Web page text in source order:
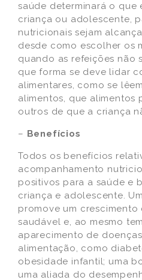
saúde determinará o que
criança ou adolescente,
nutricionais sejam
desde como escolher os
quando as refeições não
que forma se deve lidar
alimentares, como se
alimentos, que alimentos
outros de que a criança
– Benefícios
Todos os benefícios
acompanhamento
positivos para a saúde e
criança e adolescente.
promove um
saudável e, ao mesmo
aparecimento de
alimentação, como
obesidade infantil; uma
uma aliada do